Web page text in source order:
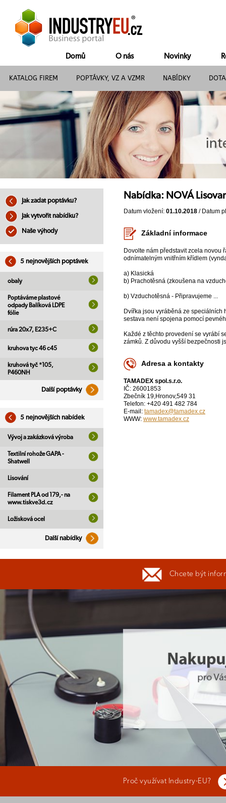
Domů O nás Novinky
KATALOG FIREM POPTÁVKY, VZ A VZMR NABÍDKY
Jak zadat poptávku?
Jak vytvořit nabídku?
Naše výhody
5 nejnovějších poptávek
obaly
Poptáváme plastové
odpady Balíková LDPE
fólie
rúra 20x7, E235+C
kruhova tyc 46 c45
kruhová tyč *105,
P460NH
Další poptávky
5 nejnovějších nabídek
Vývoj a zakázková výroba
Textilní rohože GAPA -
Shatwell
Lisování
Filament PLA od 179,- na
www.tiskve3d.cz
Ložisková ocel
Další nabídky
Nabídka: NOVÁ
Datum vložení: 01.10.2018 / Datum
Základní informace
Dovolte nám představit zcela novou
odnímatelným vnitřním křídlem
a) Klasická
b) Prachotěsná (zkoušena na
b) Vzduchotěsná - Připravujeme ...
Dvířka jsou vyráběná ze
sestava není spojena pomocí
Každé z těchto provedení se vyrábí
zámků. Z důvodu vyšší bezpečnosti
Adresa a kontakty
TAMADEX spol.s.r.o.
IČ: 26001853
Zbečník 19,Hronov,549 31
Telefon: +420 491 482 784
E-mail: tamadex@tamadex.cz
WWW: www.tamadex.cz
Chcete být
Proč využívat Industry-EU?